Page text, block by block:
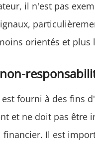
il n'est pas
orientés et plus
est fourni à des fins
et ne doit pas être
financier. Il est